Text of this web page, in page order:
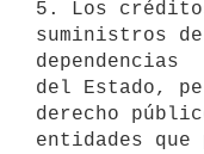
5. Los
suministros
dependencias
del Estado,
derecho
entidades